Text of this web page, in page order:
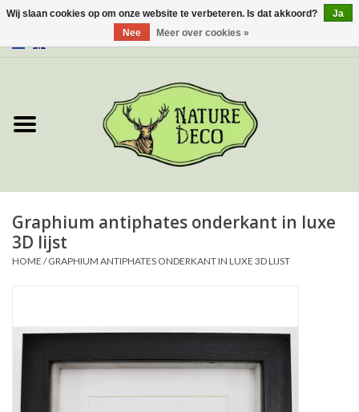
Over ons
Nieuw
Sieraden
Insecten
Prepareerbenodigdheden
Graphium antiphates onderkant in luxe
3D lijst
HOME /GRAPHIUM ANTIPHATES ONDERKANT IN LUXE 3D LIJST
Wij slaan cookies op om onze website te verbeteren. Is dat akkoord?
Ja
Nee
Meer over cookies »